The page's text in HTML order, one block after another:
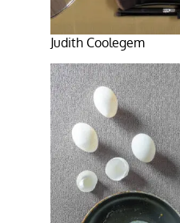
Judith Coolegem